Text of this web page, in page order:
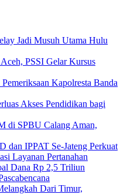
Jadi Musuh Utama Hulu
PSSI Gelar Kursus
Kapolresta Banda
Akses Pendidikan bagi
di SPBU Calang Aman,
IPPAT Se-Jateng Perkuat
Layanan Pertanahan
Dana Rp 2,5 Triliun
Dari Timur,